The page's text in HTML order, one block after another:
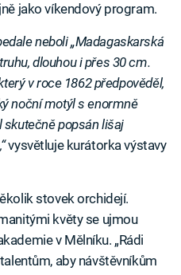
jako víkendový program.
neboli „Madagaskarská
dlouhou i přes 30 cm.
v roce 1862 předpověděl,
noční motýl s enormně
skutečně popsán lišaj
vysvětluje kurátorka výstavy
stovek orchidejí.
květy se ujmou
v Mělníku. „Rádi
aby návštěvníkům